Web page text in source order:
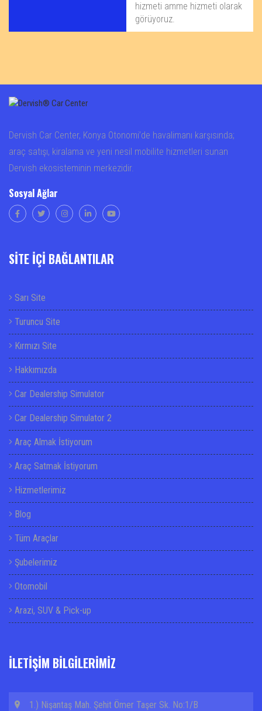
hizmeti amme hizmeti olarak
görüyoruz.
Dervish Car Center, Konya Otonomi’de havalimanı karşısında;
araç satışı, kiralama ve yeni nesil mobilite hizmetleri sunan
Dervish ekosisteminin merkezidir.
Sosyal Ağlar
SİTE İÇİ BAĞLANTILAR
Sarı Site
Turuncu Site
Kırmızı Site
Hakkımızda
Car Dealership Simulator
Car Dealership Simulator 2
Araç Almak İstiyorum
Araç Satmak İstiyorum
Hizmetlerimiz
Blog
Tüm Araçlar
Şubelerimiz
Otomobil
Arazi, SUV & Pick-up
İLETİŞİM BİLGİLERİMİZ
1.) Nişantaş Mah. Şehit Ömer Taşer Sk. No:1/B